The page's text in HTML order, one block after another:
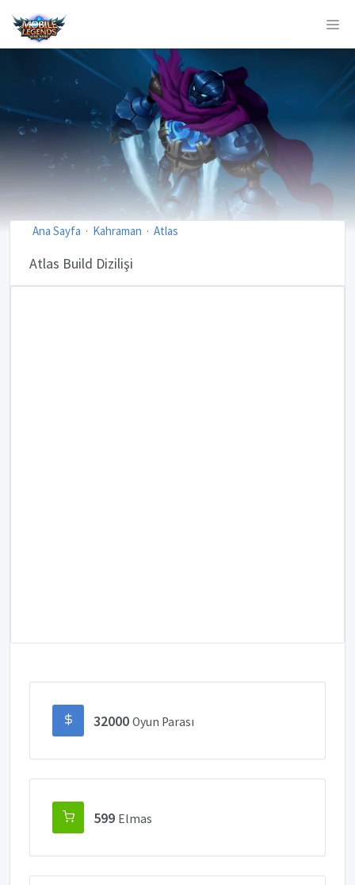
Ana Sayfa Kahraman Atlas
Atlas Build Dizilişi
32000 Oyun Parası
599 Elmas